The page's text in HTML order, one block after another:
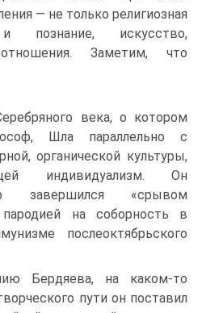
— не только религиозная
искусство,
Заметим, что
века, о котором
Шла параллельно с
органической культуры,
индивидуализм. Он
завершился «срывом
на соборность в
послеоктябрьского
Бердяева, на каком-то
пути он поставил